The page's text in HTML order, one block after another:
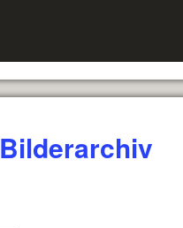
Bilderarchiv